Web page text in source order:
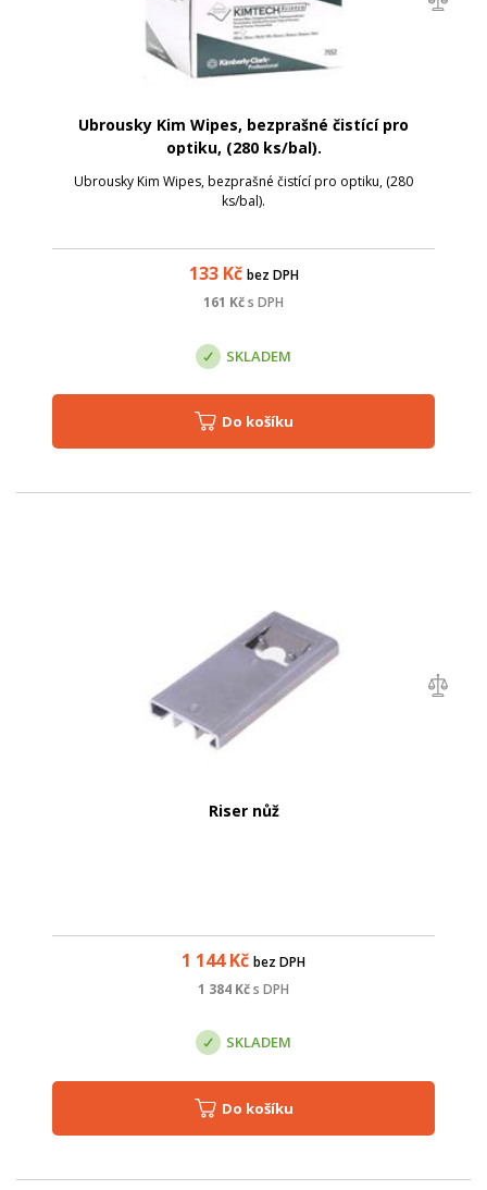
Ubrousky Kim Wipes, bezprašné čistící pro
optiku, (280 ks/bal).
Ubrousky Kim Wipes, bezprašné čistící pro optiku, (280
ks/bal).
133Kč bez DPH
161 Kčs DPH
SKLADEM
Do košíku
Riser nůž
1 144Kč bez DPH
1 384 Kčs DPH
SKLADEM
Do košíku